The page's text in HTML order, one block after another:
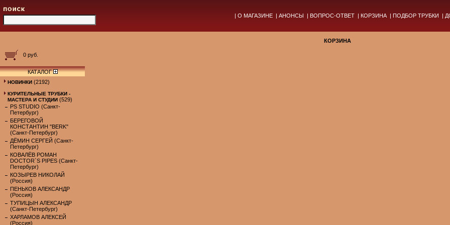
| О МАГАЗИНЕ | АНОНСЫ | ВОПРОС-ОТВЕТ | КОРЗИНА | ПОДБОР ТРУБКИ |
КОРЗИНА
0 руб.
КАТАЛОГ
НОВИНКИ (2192)
КУРИТЕЛЬНЫЕ ТРУБКИ -
МАСТЕРА И СТУДИИ (529)
PS STUDIO (Санкт-
Петербург)
БЕРЕГОВОЙ
КОНСТАНТИН "BERK"
(Санкт-Петербург)
ДЁМИН СЕРГЕЙ (Санкт-
Петербург)
КОВАЛЁВ РОМАН
DOCTOR`S PIPES (Санкт-
Петербург)
КОЗЫРЕВ НИКОЛАЙ
(Россия)
ПЕНЬКОВ АЛЕКСАНДР
(Россия)
ТУПИЦЫН АЛЕКСАНДР
(Санкт-Петербург)
ХАРЛАМОВ АЛЕКСЕЙ
(Россия)